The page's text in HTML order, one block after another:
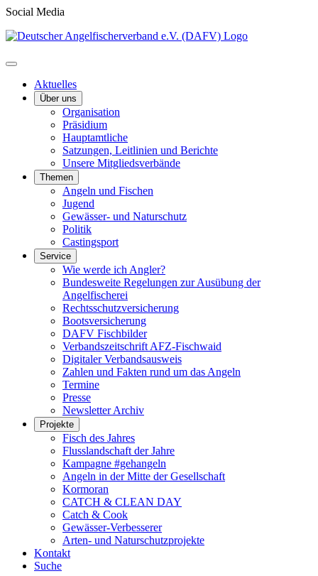
Social Media
Aktuelles
Über uns
Organisation
Präsidium
Hauptamtliche
Satzungen, Leitlinien und Berichte
Unsere Mitgliedsverbände
Themen
Angeln und Fischen
Jugend
Gewässer- und Naturschutz
Politik
Castingsport
Service
Wie werde ich Angler?
Bundesweite Regelungen zur Ausübung der
Angelfischerei
Rechtsschutzversicherung
Bootsversicherung
DAFV Fischbilder
Verbandszeitschrift AFZ-Fischwaid
Digitaler Verbandsausweis
Zahlen und Fakten rund um das Angeln
Termine
Presse
Newsletter Archiv
Projekte
Fisch des Jahres
Flusslandschaft der Jahre
Kampagne #gehangeln
Angeln in der Mitte der Gesellschaft
Kormoran
CATCH & CLEAN DAY
Catch & Cook
Gewässer-Verbesserer
Arten- und Naturschutzprojekte
Kontakt
Suche